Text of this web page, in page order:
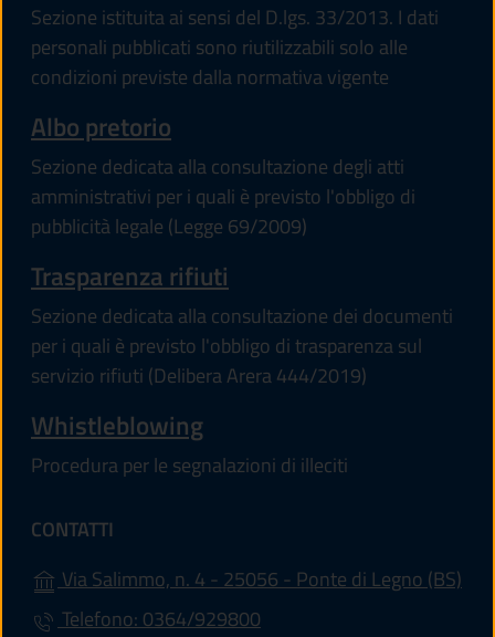
Sezione istituita ai sensi del D.lgs. 33/2013. I dati
personali pubblicati sono riutilizzabili solo alle
condizioni previste dalla normativa vigente
Albo pretorio
Sezione dedicata alla consultazione degli atti
amministrativi per i quali è previsto l'obbligo di
pubblicità legale (Legge 69/2009)
Trasparenza rifiuti
Sezione dedicata alla consultazione dei documenti
per i quali è previsto l'obbligo di trasparenza sul
servizio rifiuti (Delibera Arera 444/2019)
Whistleblowing
Procedura per le segnalazioni di illeciti
CONTATTI
Via Salimmo, n. 4 - 25056 - Ponte di Legno (BS)
Telefono: 0364/929800